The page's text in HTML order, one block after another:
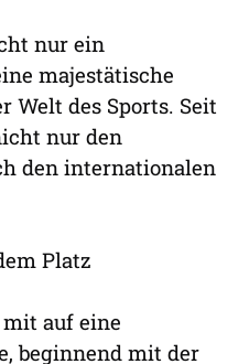
nur ein
majestätische
Welt des Sports. Seit
nur den
den internationalen
Platz
auf eine
beginnend mit der